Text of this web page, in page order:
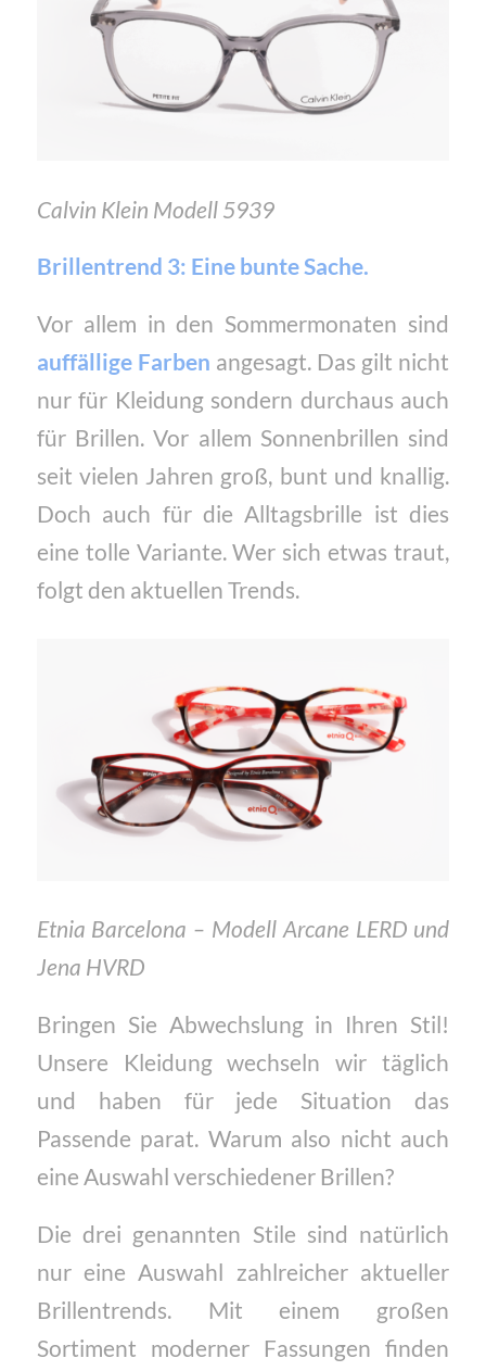
Calvin Klein Modell 5939
Brillentrend 3: Eine bunte Sache.
Vor allem in den Sommermonaten sind
auffällige Farben angesagt. Das gilt nicht
nur für Kleidung sondern durchaus auch
für Brillen. Vor allem Sonnenbrillen sind
seit vielen Jahren groß, bunt und knallig.
Doch auch für die Alltagsbrille ist dies
eine tolle Variante. Wer sich etwas traut,
folgt den aktuellen Trends.
Etnia Barcelona – Modell Arcane LERD und
Jena HVRD
Bringen Sie Abwechslung in Ihren Stil!
Unsere Kleidung wechseln wir täglich
und haben für jede Situation das
Passende parat. Warum also nicht auch
eine Auswahl verschiedener Brillen?
Die drei genannten Stile sind natürlich
nur eine Auswahl zahlreicher aktueller
Brillentrends. Mit einem großen
Sortiment moderner Fassungen finden